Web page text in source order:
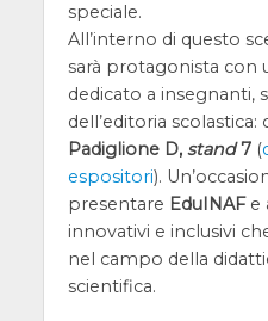
speciale.
All’interno di questo
sarà protagonista con
dedicato a insegnanti,
dell’editoria
Padiglione D, stand7(
espositori).
presentare EduINAFe
innovativi e inclusivi
nel campo della
scientifica.